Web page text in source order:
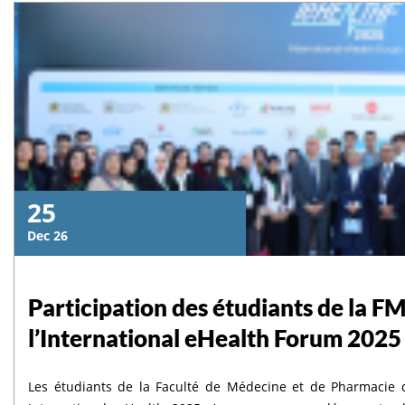
universitaire 2026/2027.
Lire la suite
إقرأ المزيد
Lire la suite
25
Dec 26
Participation des étudiants de la
l’International eHealth Forum 2025
Les étudiants de la Faculté de Médecine et de